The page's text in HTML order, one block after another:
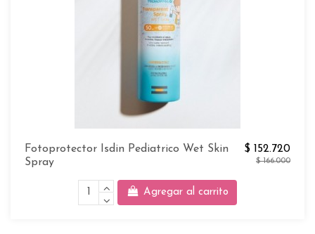
Fotoprotector Isdin Pediatrico Wet Skin
Spray
$ 152.720
$ 166.000
Agregar al carrito